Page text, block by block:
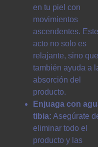
en tu piel con
movimientos
ascendentes. Este
acto no solo es
relajante, sino que
también ayuda a
absorción del
producto.
Enjuaga con
tibia: Asegúrate
eliminar todo el
producto y las